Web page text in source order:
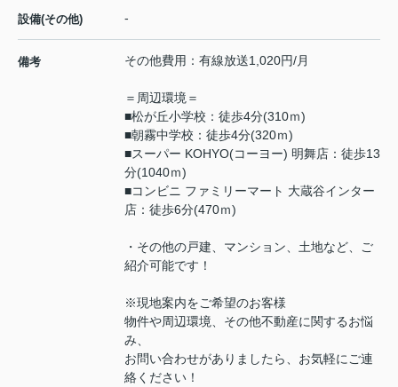
設備(その他) -
備考 その他費用：有線放送1,020円/月
＝周辺環境＝
■松が丘小学校：徒歩4分(310ｍ)
■朝霧中学校：徒歩4分(320ｍ)
■スーパー KOHYO(コーヨー) 明舞店：徒歩13
分(1040ｍ)
■コンビニ ファミリーマート 大蔵谷インター
店：徒歩6分(470ｍ)
・その他の戸建、マンション、土地など、ご
紹介可能です！
※現地案内をご希望のお客様
物件や周辺環境、その他不動産に関するお悩
み、
お問い合わせがありましたら、お気軽にご連
絡ください！